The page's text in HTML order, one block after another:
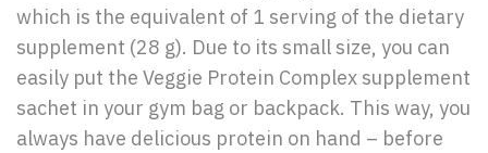
which is the equivalent of 1 serving of the dietary
supplement (28 g). Due to its small size, you can
easily put the Veggie Protein Complex supplement
sachet in your gym bag or backpack. This way, you
always have delicious protein on hand – before